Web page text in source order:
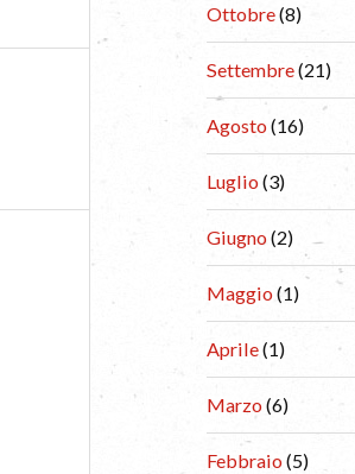
Ottobre(8)
Settembre(21)
Agosto(16)
Luglio(3)
Giugno(2)
Maggio(1)
Aprile(1)
Marzo(6)
Febbraio(5)